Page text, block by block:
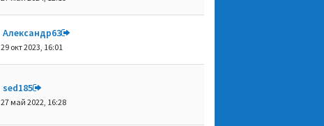
Александр63
29 окт 2023, 16:01
sed185
27 май 2022, 16:28